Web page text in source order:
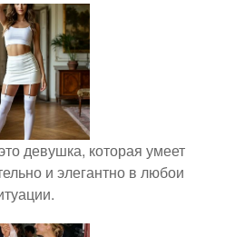
девушка, которая умеет
и элегантно в любои